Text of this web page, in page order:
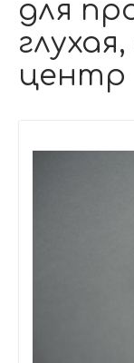
для
центр